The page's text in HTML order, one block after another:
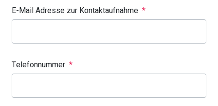
E-Mail Adresse zur Kontaktaufnahme *
Telefonnummer *